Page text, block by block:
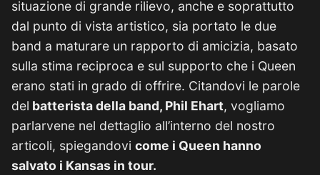
situazione di grande rilievo, anche e soprattutto
dal punto di vista artistico, sia portato le due
band a maturare un rapporto di amicizia, basato
sulla stima reciproca e sul supporto che i Queen
erano stati in grado di offrire. Citandovi le parole
del batterista della band, Phil Ehart, vogliamo
parlarvene nel dettaglio all’interno del nostro
articoli, spiegandovi come i Queen hanno
salvato i Kansas in tour.